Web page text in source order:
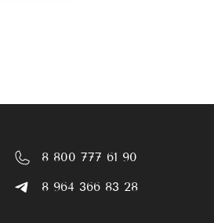
8 800 777 61 90
8 964 366 83 28